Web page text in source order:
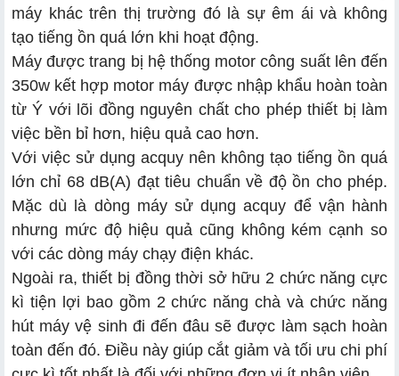
máy khác trên thị trường đó là sự êm ái và không
tạo tiếng ồn quá lớn khi hoạt động.
Máy được trang bị hệ thống motor công suất lên đến
350w kết hợp motor máy được nhập khẩu hoàn toàn
từ Ý với lõi đồng nguyên chất cho phép thiết bị làm
việc bền bỉ hơn, hiệu quả cao hơn.
Với việc sử dụng acquy nên không tạo tiếng ồn quá
lớn chỉ 68 dB(A) đạt tiêu chuẩn về độ ồn cho phép.
Mặc dù là dòng máy sử dụng acquy để vận hành
nhưng mức độ hiệu quả cũng không kém cạnh so
với các dòng máy chạy điện khác.
Ngoài ra, thiết bị đồng thời sở hữu 2 chức năng cực
kì tiện lợi bao gồm 2 chức năng chà và chức năng
hút máy vệ sinh đi đến đâu sẽ được làm sạch hoàn
toàn đến đó. Điều này giúp cắt giảm và tối ưu chi phí